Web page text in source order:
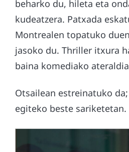
beharko du, hileta eta
kudeatzera. Patxada
Montrealen topatuko
jasoko du. Thriller itxura
baina komediako
Otsailean estreinatuko
egiteko beste sariketetan.